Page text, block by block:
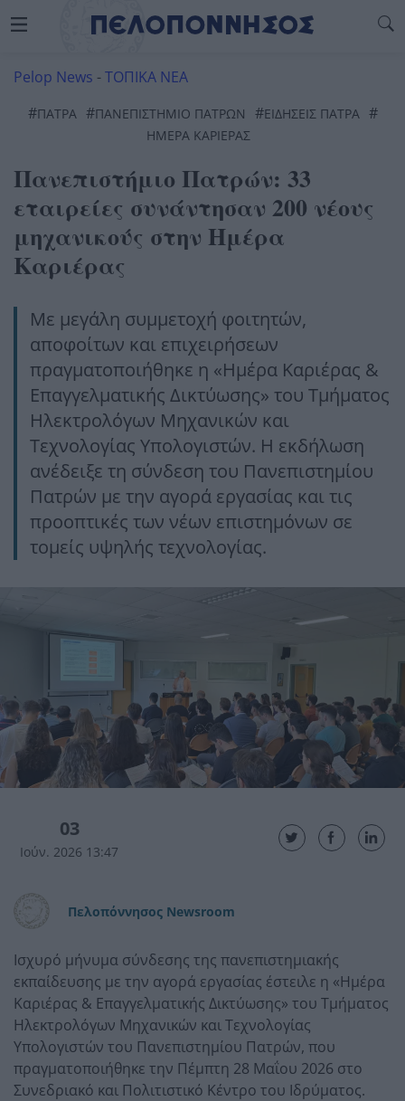
Pelop News -ΤΟΠΙΚΑ ΝΕΑ
#ΠΆΤΡΑ #ΠΑΝΕΠΙΣΤΉΜΙΟ ΠΑΤΡΏΝ #ΕΙΔΗΣΕΙΣ ΠΑΤΡΑ #
ΗΜΈΡΑ ΚΑΡΙΈΡΑΣ
Πανεπιστήμιο Πατρών: 33
εταιρείες συνάντησαν 200 νέους
μηχανικούς στην Ημέρα
Καριέρας
Με μεγάλη συμμετοχή φοιτητών,
αποφοίτων και επιχειρήσεων
πραγματοποιήθηκε η «Ημέρα Καριέρας &
Επαγγελματικής Δικτύωσης» του Τμήματος
Ηλεκτρολόγων Μηχανικών και
Τεχνολογίας Υπολογιστών. Η εκδήλωση
ανέδειξε τη σύνδεση του Πανεπιστημίου
Πατρών με την αγορά εργασίας και τις
προοπτικές των νέων επιστημόνων σε
τομείς υψηλής τεχνολογίας.
03
Ιούν. 2026 13:47
Πελοπόννησος Newsroom
Ισχυρό μήνυμα σύνδεσης της πανεπιστημιακής
εκπαίδευσης με την αγορά εργασίας έστειλε η «Ημέρα
Καριέρας & Επαγγελματικής Δικτύωσης» του Τμήματος
Ηλεκτρολόγων Μηχανικών και Τεχνολογίας
Υπολογιστών του Πανεπιστημίου Πατρών, που
πραγματοποιήθηκε την Πέμπτη 28 Μαΐου 2026 στο
Συνεδριακό και Πολιτιστικό Κέντρο του Ιδρύματος.